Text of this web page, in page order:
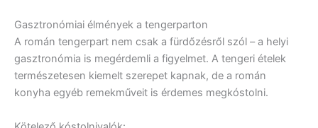
Gasztronómiai élmények a tengerparton
A román tengerpart nem csak a fürdőzésről szól – a helyi
gasztronómia is megérdemli a figyelmet. A tengeri ételek
természetesen kiemelt szerepet kapnak, de a román
konyha egyéb remekműveit is érdemes megkóstolni.